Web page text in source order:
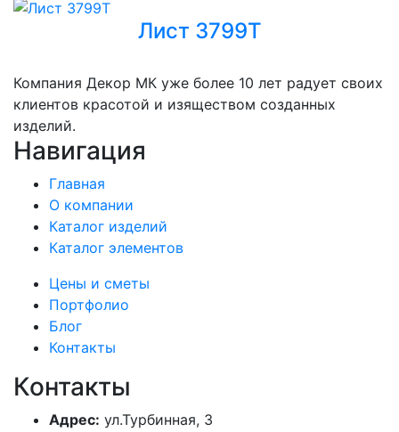
Лист 3799Т
Компания Декор МК уже более 10 лет радует своих
клиентов красотой и изяществом созданных
изделий.
Навигация
Главная
О компании
Каталог изделий
Каталог элементов
Цены и сметы
Портфолио
Блог
Контакты
Контакты
Адрес: ул.Турбинная, 3